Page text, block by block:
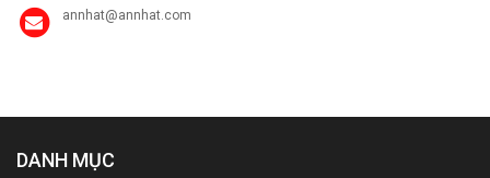
annhat@annhat.com
DANH MỤC